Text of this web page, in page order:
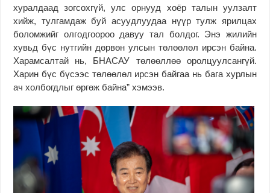
хуралдаад зогсохгүй, улс орнууд хоёр талын уулзалт
хийж, тулгамдаж буй асуудлуудаа нүүр тулж ярилцах
боломжийг олгодгоороо давуу тал болдог. Энэ жилийн
хувьд бүс нутгийн дөрвөн улсын төлөөлөл ирсэн байна.
Харамсалтай нь, БНАСАУ төлөөллөө оролцуулсангүй.
Харин бүс бүсээс төлөөлөл ирсэн байгаа нь бага хурлын
ач холбогдлыг өргөж байна” хэмээв.